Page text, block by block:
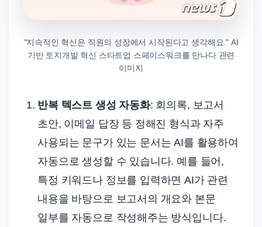
"지속적인 혁신은 직원의 성장에서 시작된다고 생각해요." AI
기반 토지개발 혁신 스타트업 스페이스워크를 만나다 관련
이미지
반복 텍스트 생성 자동화: 회의록, 보고서
초안, 이메일 답장 등 정해진 형식과 자주
사용되는 문구가 있는 문서는 AI를 활용하여
자동으로 생성할 수 있습니다. 예를 들어,
특정 키워드나 정보를 입력하면 AI가 관련
내용을 바탕으로 보고서의 개요와 본문
일부를 자동으로 작성해주는 방식입니다.